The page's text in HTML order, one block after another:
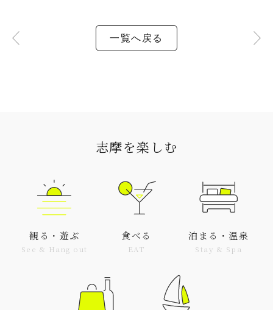
一覧へ戻る
志摩を楽しむ
観る・遊ぶ
See & Hang out
食べる
EAT
泊まる・温泉
Stay & Spa